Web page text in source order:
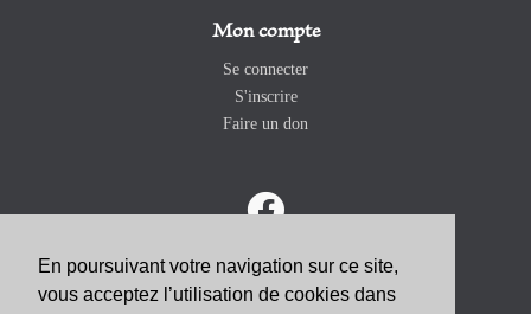
En poursuivant votre navigation sur ce site,
vous acceptez l’utilisation de cookies dans
Mon compte
Se connecter
S'inscrire
Faire un don
ABONNEZ-VOUS